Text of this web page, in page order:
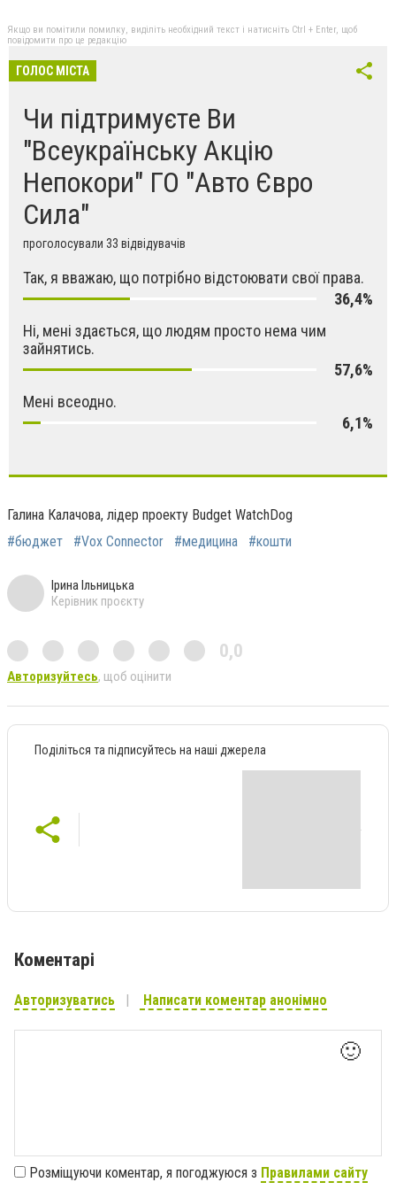
Якщо ви помітили помилку, виділіть необхідний текст і натисніть Ctrl + Enter, щоб
повідомити про це редакцію
ГОЛОС МІСТА
Чи підтримуєте Ви
"Всеукраїнську Акцію
Непокори" ГО "Авто Євро
Сила"
проголосували 33 відвідувачів
Так, я вважаю, що потрібно відстоювати свої права.
36,4%
Ні, мені здається, що людям просто нема чим
зайнятись.
57,6%
Мені всеодно.
6,1%
Галина Калачова, лідер проекту Budget WatchDog
#бюджет
#Vox Connector #медицина #кошти
Ірина Ільницька
Керівник проєкту
0,0
Авторизуйтесь, щоб оцінити
Поділіться та підписуйтесь на наші джерела
Коментарі
Авторизуватись Написати коментар анонімно
🙂
Розміщуючи коментар, я погоджуюся з Правилами сайту